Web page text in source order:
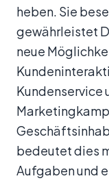
heben. Sie
gewährleistet
neue
Kundenservice
bedeutet dies
Aufgaben und